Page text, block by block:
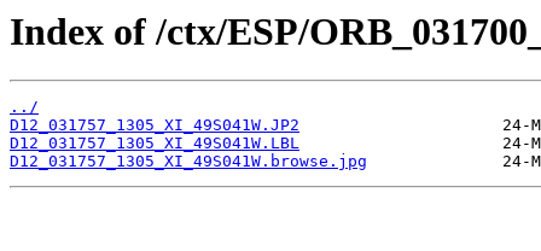
Index of /ctx/ESP/
../
D12_031757_1305_XI_49S041W.JP2
D12_031757_1305_XI_49S041W.LBL
D12_031757_1305_XI_49S041W.browse.jpg